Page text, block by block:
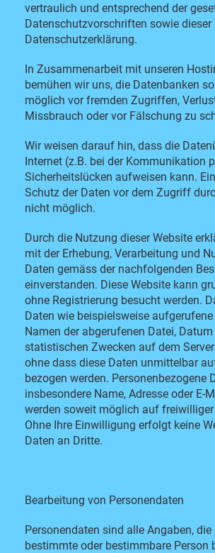
vertraulich und entsprechend der
Datenschutzvorschriften sowie dieser
Datenschutzerklärung.
In Zusammenarbeit mit unseren
bemühen wir uns, die Datenbanken
möglich vor fremden Zugriffen,
Missbrauch oder vor Fälschung zu
Wir weisen darauf hin, dass die
Internet (z.B. bei der Kommunikation
Sicherheitslücken aufweisen kann.
Schutz der Daten vor dem Zugriff
nicht möglich.
Durch die Nutzung dieser Website
mit der Erhebung, Verarbeitung und
Daten gemäss der nachfolgenden
einverstanden. Diese Website kann
ohne Registrierung besucht werden.
Daten wie beispielsweise aufgerufene
Namen der abgerufenen Datei,
statistischen Zwecken auf dem
ohne dass diese Daten unmittelbar
bezogen werden. Personenbezogene
insbesondere Name, Adresse oder E-
werden soweit möglich auf freiwilliger
Ohne Ihre Einwilligung erfolgt keine
Daten an Dritte.
Bearbeitung von Personendaten
Personendaten sind alle Angaben,
bestimmte oder bestimmbare Person